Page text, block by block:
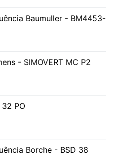
Baumuller - BM4453-
- SIMOVERT MC P2
PO
Borche - BSD 38